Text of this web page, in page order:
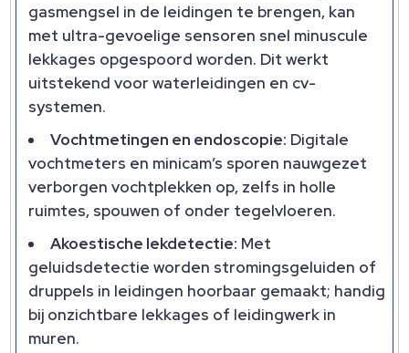
gasmengsel in de leidingen te brengen, kan
met ultra-gevoelige sensoren snel minuscule
lekkages opgespoord worden.​ Dit werkt
uitstekend voor waterleidingen en cv-
systemen.​
Vochtmetingen en endoscopie: Digitale
vochtmeters en minicam’s sporen nauwgezet
verborgen vochtplekken op, zelfs in holle
ruimtes, spouwen of onder tegelvloeren.​
Akoestische lekdetectie: Met
geluidsdetectie worden stromingsgeluiden of
druppels in leidingen hoorbaar gemaakt; handig
bij onzichtbare lekkages of leidingwerk in
muren.​